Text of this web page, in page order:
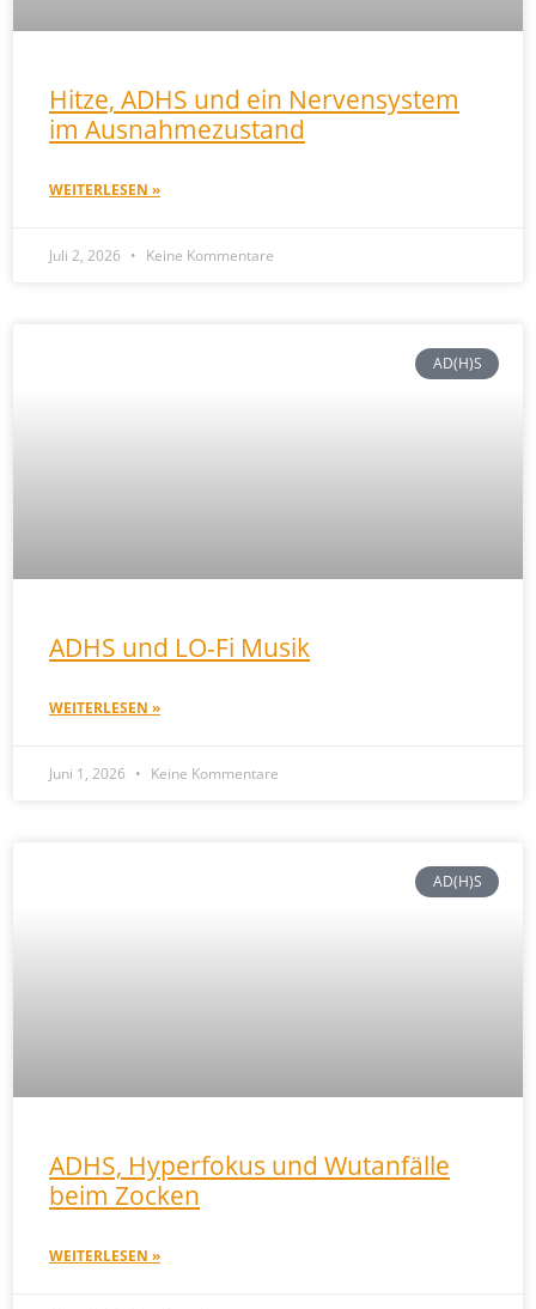
Hitze, ADHS und ein Nervensystem
im Ausnahmezustand
WEITERLESEN »
Juli 2, 2026 Keine Kommentare
AD(H)S
ADHS und LO-Fi Musik
WEITERLESEN »
Juni 1, 2026 Keine Kommentare
AD(H)S
ADHS, Hyperfokus und Wutanfälle
beim Zocken
WEITERLESEN »